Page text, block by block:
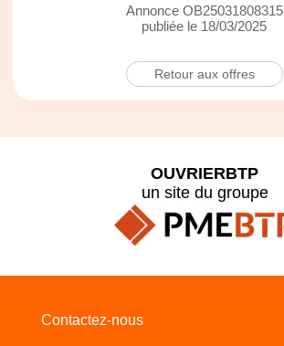
Annonce OB25031808315
publiée le 18/03/2025
Retour aux offres
OUVRIERBTP
un site du groupe
Contactez-nous